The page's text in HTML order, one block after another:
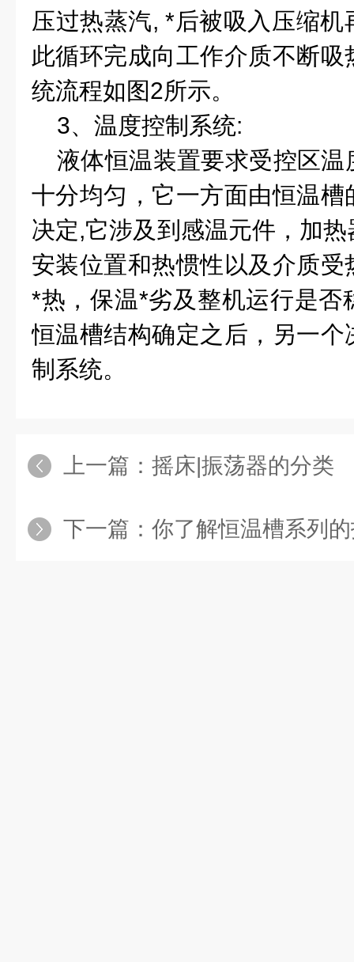
压过热蒸汽, *后被吸入压缩
此循环完成向工作介质不断
统流程如图2所示。
3、温度控制系统:
液体恒温装置要求受控区
十分均匀，它一方面由恒温
决定,它涉及到感温元件，加
安装位置和热惯性以及介质
*热，保温*劣及整机运行是否
恒温槽结构确定之后，另一
制系统。
上一篇： 摇床|振荡器的分类
下一篇： 你了解恒温槽系列